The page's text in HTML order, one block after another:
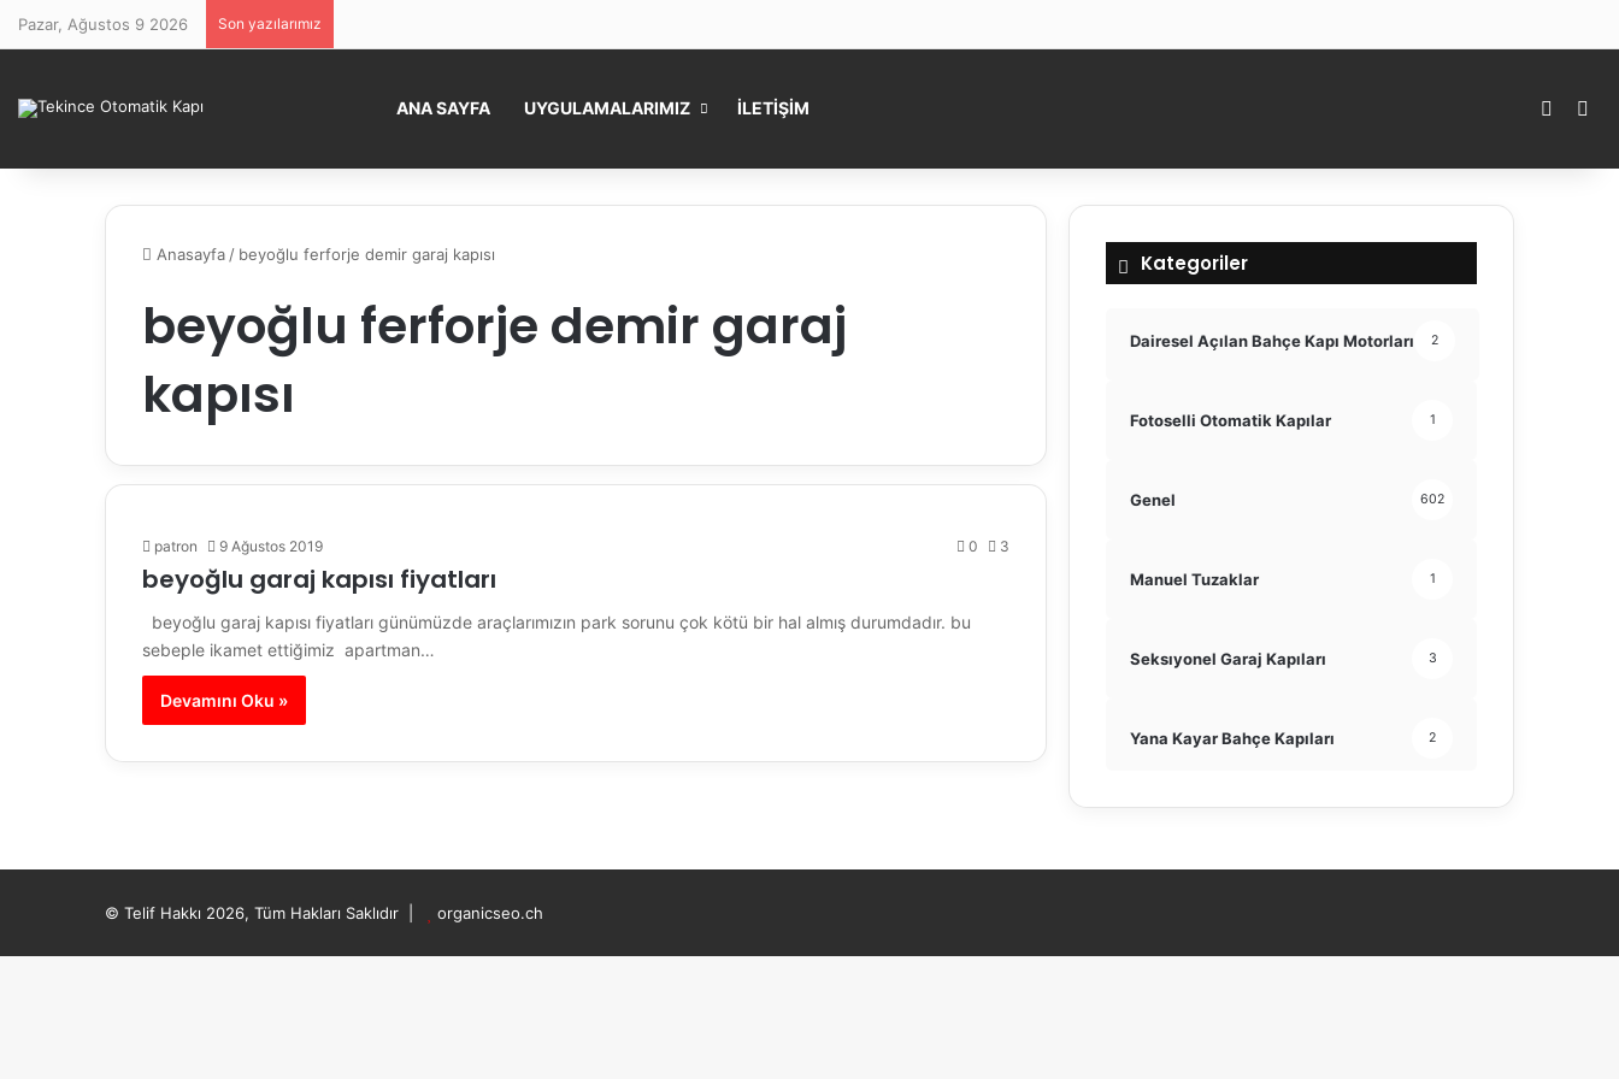
Pazar, Ağustos 9 2026 Son yazılarımız
ANA SAYFA UYGULAMALARIMIZ İLETİŞİM Kenar
Anasayfa / beyoğlu ferforje demir garaj kapısı
beyoğlu ferforje demir garaj
kapısı
patron 9 Ağustos 2019 0 3
beyoğlu garaj kapısı fiyatları
beyoğlu garaj kapısı fiyatları günümüzde araçlarımızın park sorunu çok kötü bir hal almış durumdadır. bu
sebeple ikamet ettiğimiz apartman…
Devamını Oku »
Kategoriler
Dairesel Açılan Bahçe Kapı Motorları 2
Fotoselli Otomatik Kapılar 1
Genel 602
Manuel Tuzaklar 1
Seksıyonel Garaj Kapıları 3
Yana Kayar Bahçe Kapıları 2
© Telif Hakkı 2026, Tüm Hakları Saklıdır | organicseo.ch